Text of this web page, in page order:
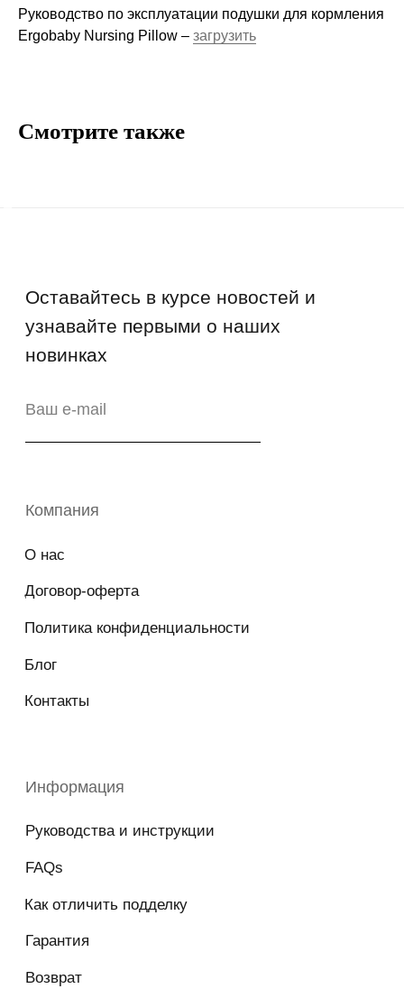
Руководство по эксплуатации подушки для кормления
Ergobaby Nursing Pillow – загрузить
Смотрите также
Как отличить подделку
Свидетельство на товарный знак
№83312 от 19.01.2018 года
Информация